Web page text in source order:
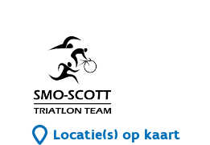
Locatie(s) op kaart